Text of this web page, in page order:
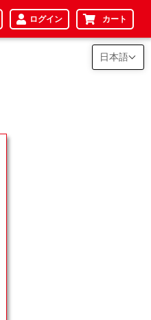
ログイン カート
日本語